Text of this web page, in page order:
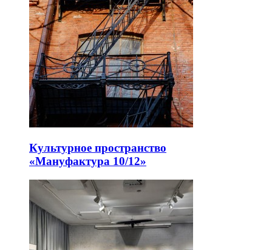
Культурное пространство
«Мануфактура 10/12»